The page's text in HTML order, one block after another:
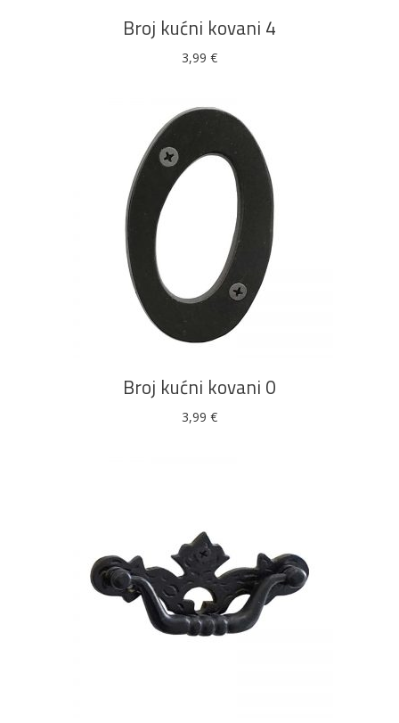
Broj kućni kovani 4
3,99 €
DODAJ U KOŠARICU
Broj kućni kovani 0
3,99 €